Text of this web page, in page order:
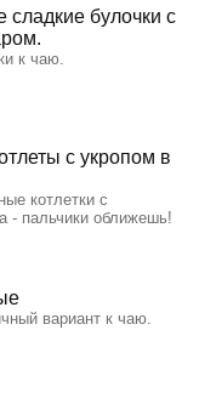
булочки с
к чаю.
с укропом в
котлетки с
- пальчики оближешь!
вариант к чаю.